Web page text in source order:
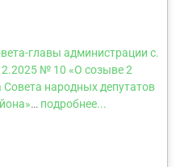
главы администрации с.
№ 10 «О созыве 2
Совета народных депутатов
… подробнее...